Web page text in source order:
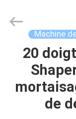
MAISON
PRODUITS
Ruixiang
Import
Machine
20
de